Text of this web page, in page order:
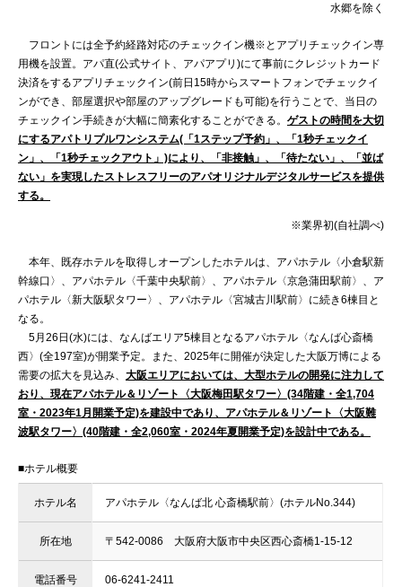
水郷を除く
フロントには全予約経路対応のチェックイン機※とアプリチェックイン専
用機を設置。アパ直(公式サイト、アパアプリ)にて事前にクレジットカード
決済をするアプリチェックイン(前日15時からスマートフォンでチェックイ
ンができ、部屋選択や部屋のアップグレードも可能)を行うことで、当日の
チェックイン手続きが大幅に簡素化することができる。 ゲストの時間を大切
にするアパトリプルワンシステム(「1ステップ予約」、「1秒チェックイ
ン」、「1秒チェックアウト」)により、「非接触」、「待たない」、「並ば
ない」を実現したストレスフリーのアパオリジナルデジタルサービスを提供
する。
※業界初(自社調べ)
本年、既存ホテルを取得しオープンしたホテルは、アパホテル〈小倉駅新
幹線口〉、アパホテル〈千葉中央駅前〉、アパホテル〈京急蒲田駅前〉、ア
パホテル〈新大阪駅タワー〉、アパホテル〈宮城古川駅前〉に続き6棟目と
なる。
5月26日(水)には、なんばエリア5棟目となるアパホテル〈なんば心斎橋
西〉(全197室)が開業予定。また、2025年に開催が決定した大阪万博による
需要の拡大を見込み、 大阪エリアにおいては、大型ホテルの開発に注力して
おり、現在アパホテル＆リゾート〈大阪梅田駅タワー〉(34階建・全1,704
室・2023年1月開業予定)を建設中であり、アパホテル＆リゾート〈大阪難
波駅タワー〉(40階建・全2,060室・2024年夏開業予定)を設計中である。
■ホテル概要
ホテル名 アパホテル〈なんば北 心斎橋駅前〉(ホテルNo.344)
所在地 〒542-0086 大阪府大阪市中央区西心斎橋1-15-12
電話番号 06-6241-2411